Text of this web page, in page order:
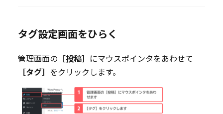
タグ設定画面をひらく
管理画面の ［投稿］
にマウスポインタをあわせて
［タグ］ をクリックします。